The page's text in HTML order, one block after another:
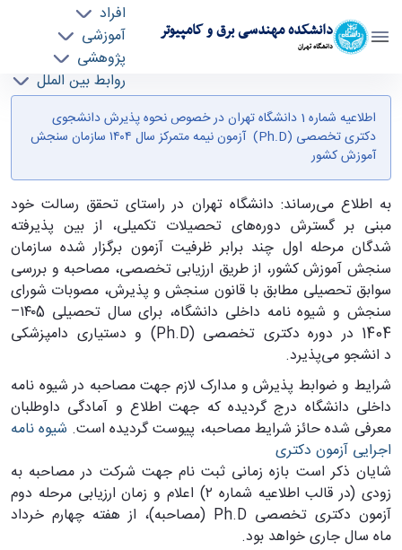
دانشکده مهندسی برق و کامپیوتر
دانشگاه تهران
افراد
آموزشی
پژوهشی
روابط بین الملل
خدمات
جذب نیرو
اطلاعیه شماره 1 دانشگاه تهران در خصوص نحوه
پذیرش دانشجوی دکتری تخصصی (Ph.D) آزمون
نیمه متمرکز سال ۱۴۰۴ سازمان سنجش آموزش
کشور - ece- دانشکده مهندسی برق و کامپیوتر
اطلاعیه شماره 1 دانشگاه تهران در خصوص نحوه پذیرش دانشجوی
دکتری تخصصی (Ph.D) آزمون نیمه متمرکز سال ۱۴۰۴ سازمان سنجش
آموزش کشور
به اطلاع می‌رساند: دانشگاه تهران در راستای تحقق رسالت خود
مبنی بر گسترش دوره‌های تحصیلات تکمیلی، از بین پذیرفته
شدگان مرحله اول چند برابر ظرفیت آزمون برگزار شده سازمان
سنجش آموزش کشور، از طریق ارزیابی تخصصی، مصاحبه و بررسی
سوابق تحصیلی مطابق با قانون سنجش و پذیرش، مصوبات شورای
سنجش و شیوه نامه داخلی دانشگاه، برای سال تحصیلی ۱۴۰5–
1404 در دوره دکتری تخصصی (Ph.D) و دستیاری دامپزشکی
د انشجو می‌پذیرد.
شرایط و ضوابط پذیرش و مدارک لازم جهت مصاحبه در شیوه نامه
داخلی دانشگاه درج گردیده که جهت اطلاع و آمادگی داوطلبان
معرفی شده حائز شرایط مصاحبه، پیوست گردیده است. شیوه نامه
اجرایی آزمون دکتری
شایان ذکر است بازه زمانی ثبت نام جهت شرکت در مصاحبه به
زودی (در قالب اطلاعیه شماره ۲) اعلام و زمان ارزیابی مرحله دوم
آزمون دکتری تخصصی Ph.D (مصاحبه)، از هفته چهارم خرداد
ماه سال جاری خواهد بود.